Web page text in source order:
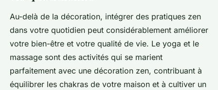
Au-delà de la décoration, intégrer des pratiques zen
dans votre quotidien peut considérablement améliorer
votre bien-être et votre qualité de vie. Le yoga et le
massage sont des activités qui se marient
parfaitement avec une décoration zen, contribuant à
équilibrer les chakras de votre maison et à cultiver un